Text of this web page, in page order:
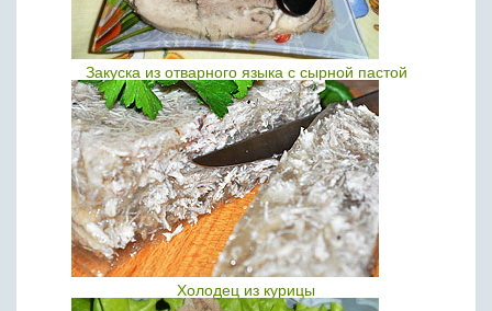
Закуска из отварного языка с сырной пастой
Холодец из курицы